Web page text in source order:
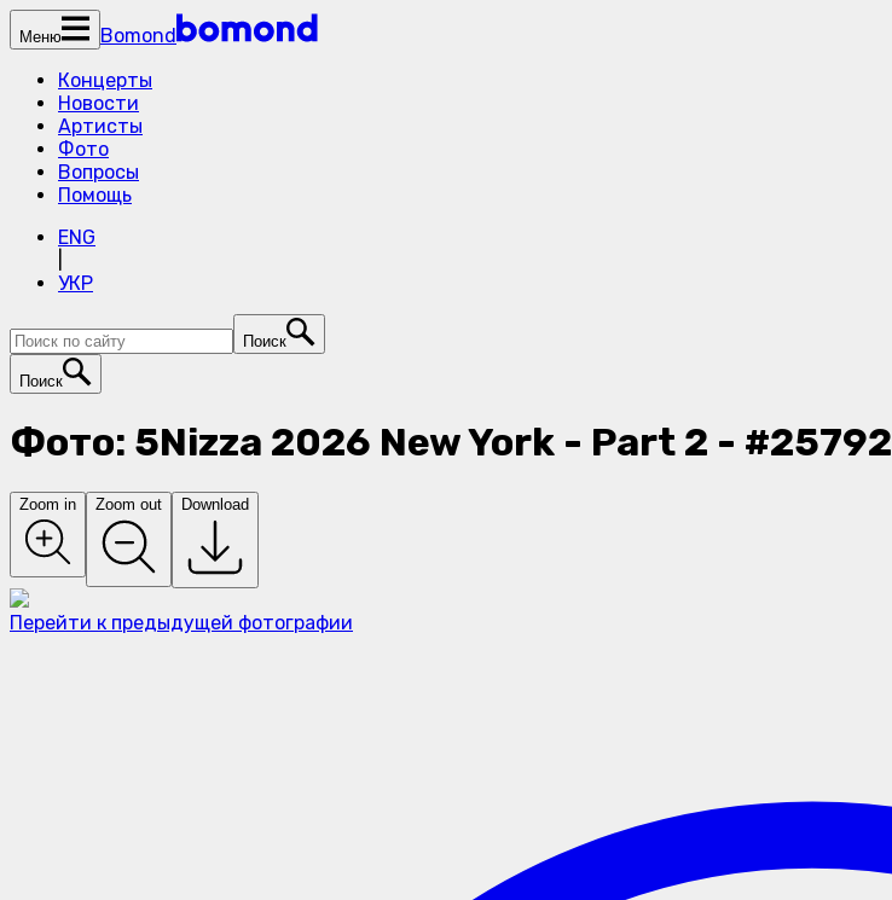
Меню
Bomond
Концерты
Новости
Артисты
Фото
Вопросы
Помощь
ENG
УКР
Поиск
Поиск
Фото: 5Nizza 2026 New York - Part 2 - #25792
Zoom in Zoom out Download
Перейти к предыдущей фотографии